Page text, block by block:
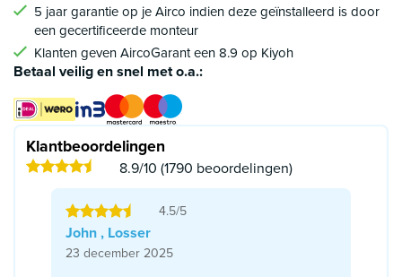
5 jaar garantie op je Airco indien deze geïnstalleerd is door
een gecertificeerde monteur
Klanten geven AircoGarant een 8.9 op Kiyoh
Betaal veilig en snel met o.a.:
Klantbeoordelingen
8.9/10 (1790 beoordelingen)
4.5/5
John , Losser
23 december 2025